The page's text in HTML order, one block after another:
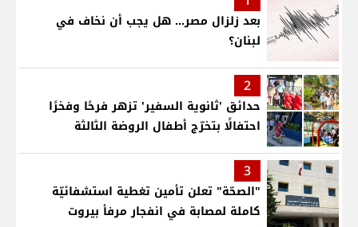
بعد زلزال مصر... هل يجب أن نخاف في
لبنان؟
2
حدائق 'ثانوية السفير' تزهر فرحًا وفخرًا
احتفالًا بتخرّج أطفال الروضة الثالثة
3
"الصحّة" تعلن تأمين تغطية استشفائيّة
كاملة لمصابة في انفجار مرفأ بيروت